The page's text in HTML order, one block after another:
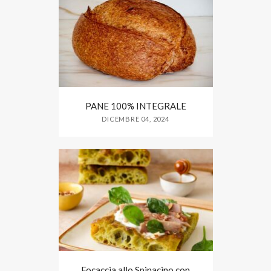
PANE 100% INTEGRALE
DICEMBRE 04, 2024